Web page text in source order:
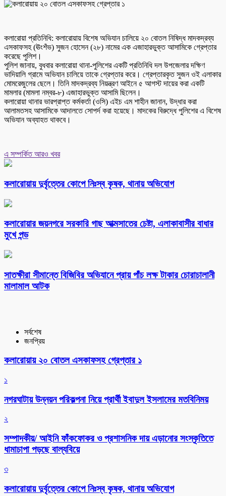
কলারোয়া প্রতিনিধি: কলারোয়ায় বিশেষ অভিযান চালিয়ে ২০ বোতল নিষিদ্ধ মাদকদ্রব্য
এসকাফসহ (ঊংশঁভ) সুজন হোসেন (২৮) নামের এক এজাহারভুক্ত আসামিকে গ্রেপ্তার
করেছে পুলিশ।
পুলিশ জানায়, বুধবার কলারোয়া থানা-পুলিশের একটি প্রতিনিধি দল উপজেলার দক্ষিণ
ভাদিয়ালি গ্রামে অভিযান চালিয়ে তাকে গ্রেপ্তার করে। গ্রেপ্তারকৃত সুজন ওই এলাকার
মোমরেজুলের ছেলে। তিনি মাদকদ্রব্য নিয়ন্ত্রণ আইনে ৫ আগস্ট দায়ের করা একটি
মামলার (মামলা নম্বর-৮) এজাহারভুক্ত আসামি ছিলেন।
কলারোয়া থানার ভারপ্রাপ্ত কর্মকর্তা (ওসি) এইচ এম শাহীন জানান, উদ্ধার করা
আলামতসহ আসামিকে আদালতে সোপর্দ করা হয়েছে। মাদকের বিরুদ্ধে পুলিশের এ বিশেষ
অভিযান অব্যাহত থাকবে।
এ সম্পর্কিত আরও খবর
কলারোয়ায় দুর্বৃত্তের কোপে নিঃস্ব কৃষক, থানায় অভিযোগ
কলারোয়ার জয়নগরে সরকারি গাছ আত্মসাতের চেষ্টা, এলাকাবাসীর বাধার
মুখে পন্ড
সাতক্ষীরা সীমান্তে বিজিবির অভিযানে প্রায় পাঁচ লক্ষ টাকার চোরাচালানী
মালামাল আটক
সর্বশেষ
জনপ্রিয়
কলারোয়ায় ২০ বোতল এসকাফসহ গ্রেপ্তার ১
১
নগরঘাটায় উন্নয়ন পরিকল্পনা নিয়ে প্রার্থী ইবাদুল ইসলামের মতবিনিময়
২
সম্পাদকীয়/ আইনি ফাঁকফোকর ও প্রশাসনিক দায় এড়ানোর সংস্কৃতিতে
ধামাচাপা পড়ছে বাল্যবিয়ে
৩
কলারোয়ায় দুর্বৃত্তের কোপে নিঃস্ব কৃষক, থানায় অভিযোগ